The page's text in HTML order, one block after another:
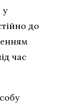
у
до
час